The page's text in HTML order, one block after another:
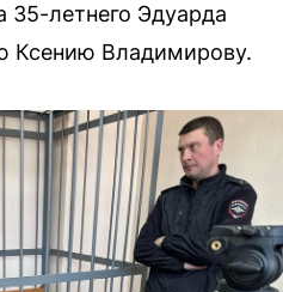
35-летнего Эдуарда
Ксению Владимирову.